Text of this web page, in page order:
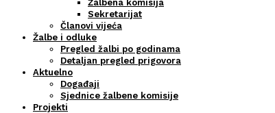
Žalbena komisija
Sekretarijat
Članovi vijeća
Žalbe i odluke
Pregled žalbi po godinama
Detaljan pregled prigovora
Aktuelno
Događaji
Sjednice žalbene komisije
Projekti